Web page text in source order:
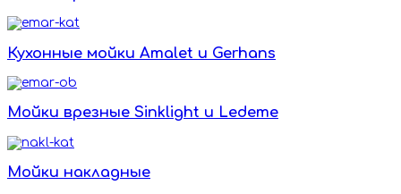
Кухонные мойки Amalet и Gerhans
Мойки врезные Sinklight и Ledeme
Мойки накладные